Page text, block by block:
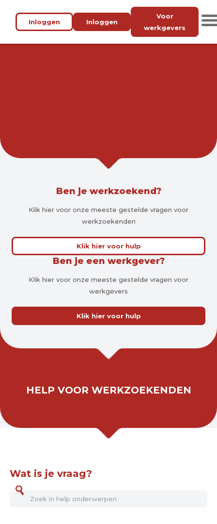
Inloggen Inloggen
Voor
werkgevers
Ben je werkzoekend?
Klik hier voor onze meeste gestelde vragen voor
werkzoekenden
Klik hier voor hulp
Ben je een werkgever?
Klik hier voor onze meeste gestelde vragen voor
werkgevers
Klik hier voor hulp
HELP VOOR WERKZOEKENDEN
Wat is je vraag?